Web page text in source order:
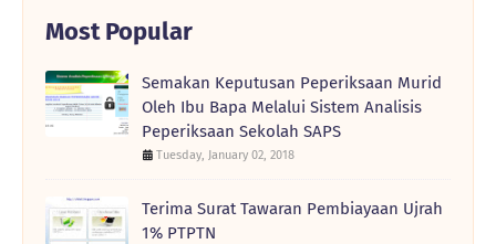
Most Popular
Semakan Keputusan Peperiksaan Murid
Oleh Ibu Bapa Melalui Sistem Analisis
Peperiksaan Sekolah SAPS
Tuesday, January 02, 2018
Terima Surat Tawaran Pembiayaan Ujrah
1% PTPTN